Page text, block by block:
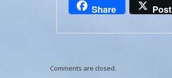
Share Post
Comments are closed.